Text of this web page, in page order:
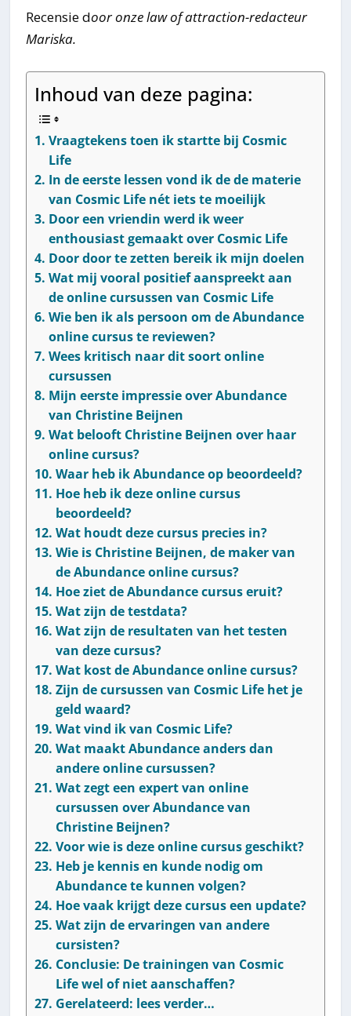
Recensie door onze law of attraction-redacteur
Mariska.
Inhoud van deze pagina:
Vraagtekens toen ik startte bij Cosmic
Life
In de eerste lessen vond ik de de materie
van Cosmic Life nét iets te moeilijk
Door een vriendin werd ik weer
enthousiast gemaakt over Cosmic Life
Door door te zetten bereik ik mijn doelen
Wat mij vooral positief aanspreekt aan
de online cursussen van Cosmic Life
Wie ben ik als persoon om de Abundance
online cursus te reviewen?
Wees kritisch naar dit soort online
cursussen
Mijn eerste impressie over Abundance
van Christine Beijnen
Wat belooft Christine Beijnen over haar
online cursus?
Waar heb ik Abundance op beoordeeld?
Hoe heb ik deze online cursus
beoordeeld?
Wat houdt deze cursus precies in?
Wie is Christine Beijnen, de maker van
de Abundance online cursus?
Hoe ziet de Abundance cursus eruit?
Wat zijn de testdata?
Wat zijn de resultaten van het testen
van deze cursus?
Wat kost de Abundance online cursus?
Zijn de cursussen van Cosmic Life het je
geld waard?
Wat vind ik van Cosmic Life?
Wat maakt Abundance anders dan
andere online cursussen?
Wat zegt een expert van online
cursussen over Abundance van
Christine Beijnen?
Voor wie is deze online cursus geschikt?
Heb je kennis en kunde nodig om
Abundance te kunnen volgen?
Hoe vaak krijgt deze cursus een update?
Wat zijn de ervaringen van andere
cursisten?
Conclusie: De trainingen van Cosmic
Life wel of niet aanschaffen?
Gerelateerd: lees verder…